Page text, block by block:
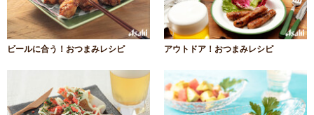
ビールに合う！おつまみレシピ アウトドア！おつまみレシピ